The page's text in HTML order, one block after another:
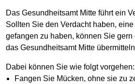
Das Gesundheitsamt Mitte führt ein
Sollten Sie den Verdacht haben,
gefangen zu haben, können Sie
das Gesundheitsamt Mitte
Dabei können Sie wie folgt vorgehen:
Fangen Sie Mücken, ohne sie zu